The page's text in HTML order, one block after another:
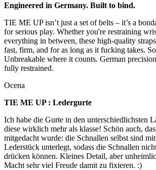
Engineered in Germany. Built to bind.
TIE ME UP isn’t just a set of belts – it’s a
for serious play. Whether you're restraining
everything in between, these high-quality
fast, firm, and for as long as it fucking takes.
Unbreakable where it counts. German
fully restrained.
Ocena
TIE ME UP : Ledergurte
Ich habe die Gurte in den unterschiedlichsten
diese wirklich mehr als klasse! Schön auch,
mitgedacht wurde: die Schnallen selbst sind
Lederstück unterlegt, sodass die Schnallen
drücken können. Kleines Detail, aber
Macht sehr viel Freude damit zu fixieren. :)